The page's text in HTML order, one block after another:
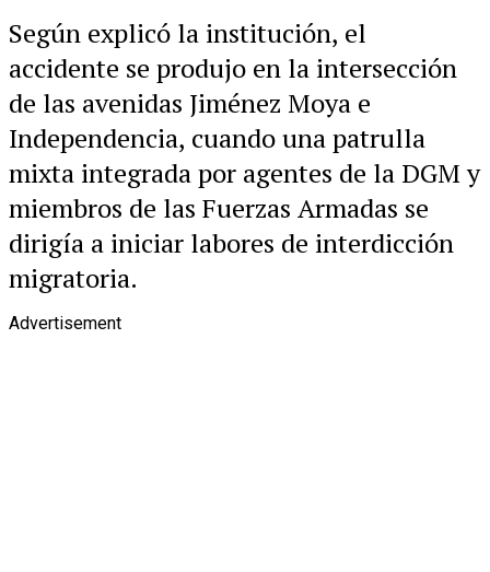
Según explicó la institución, el
accidente se produjo en la intersección
de las avenidas Jiménez Moya e
Independencia, cuando una patrulla
mixta integrada por agentes de la DGM y
miembros de las Fuerzas Armadas se
dirigía a iniciar labores de interdicción
migratoria.
Advertisement